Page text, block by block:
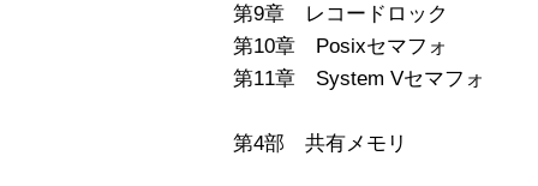
第9章 レコードロック
第10章 Posixセマフォ
第11章 System Vセマフォ
第4部 共有メモリ